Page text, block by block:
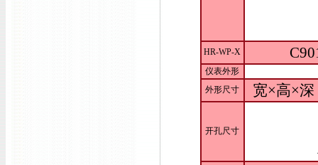
HR-WP-X
仪表外形
外形尺寸
宽×高×深
开孔尺寸